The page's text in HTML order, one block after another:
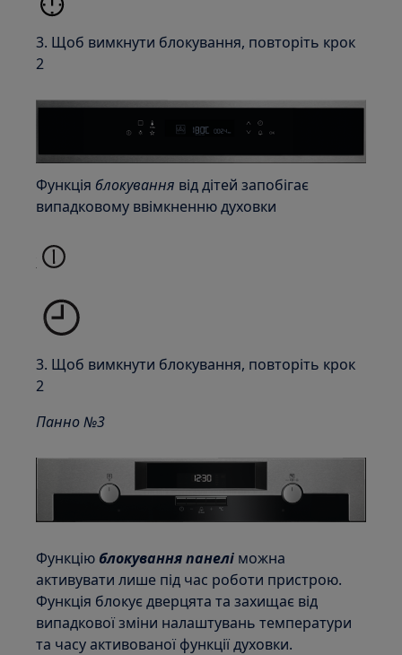
3. Щоб вимкнути блокування, повторіть крок
2
Функціяблокування від дітей запобігає
випадковому ввімкненню духовки
3. Щоб вимкнути блокування, повторіть крок
2
Панно №3
Функцію блокування панелі можна
активувати лише під час роботи пристрою.
Функція блокує дверцята та захищає від
випадкової зміни налаштувань температури
та часу активованої функції духовки.